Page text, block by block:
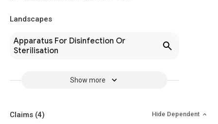
Landscapes
Apparatus For Disinfection Or
Sterilisation
Show more
Claims (4) Hide Dependent